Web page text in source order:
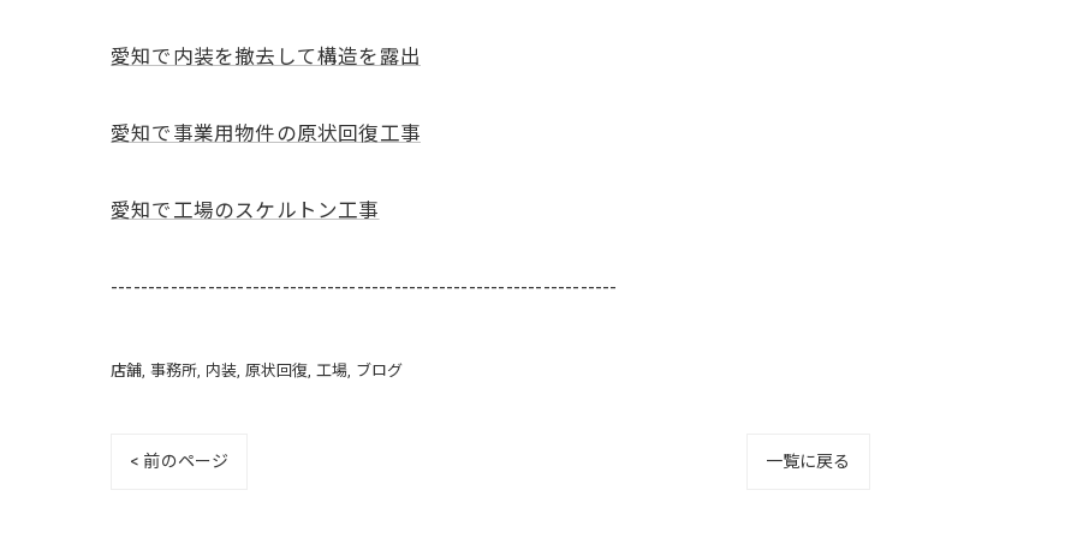
愛知で内装を撤去して構造を露出
愛知で事業用物件の原状回復工事
愛知で工場のスケルトン工事
--------------------------------------------------------------------
店舗 事務所 内装 原状回復 工場 ブログ
< 前のページ 一覧に戻る